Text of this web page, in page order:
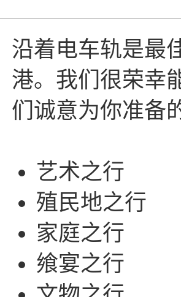
沿着电车轨是最
港。我们很荣幸
们诚意为你准备
艺术之行
殖民地之行
家庭之行
飨宴之行